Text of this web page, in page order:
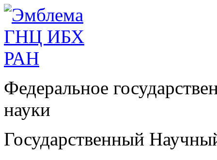
Федеральное
науки
Государственный